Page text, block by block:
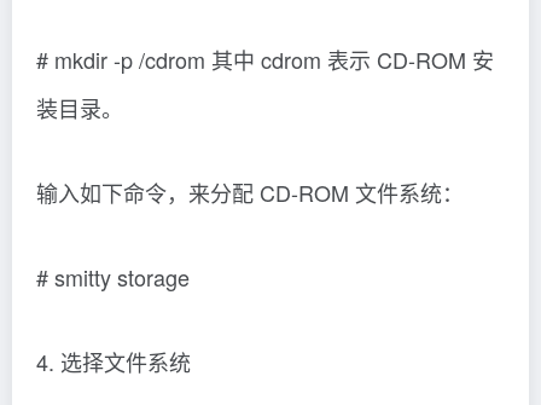
# mkdir -p /cdrom 其中 cdrom 表示 CD-ROM 安
装目录。
输入如下命令，来分配 CD-ROM 文件系统：
# smitty storage
4. 选择文件系统